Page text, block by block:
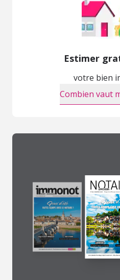
Estimer
votre bien
Combien vaut